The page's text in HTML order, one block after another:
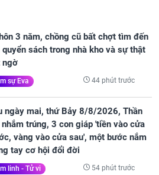
3 năm, chồng cũ bất chợt tìm đến
quyển sách trong nhà kho và sự thật
ngờ
sự Eva 44 phút trước
ngày mai, thứ Bảy 8/8/2026, Thần
nhắm trúng, 3 con giáp 'tiền vào cửa
vàng vào cửa sau', một bước nắm
tay cơ hội đổi đời
linh - Tử vi 54 phút trước